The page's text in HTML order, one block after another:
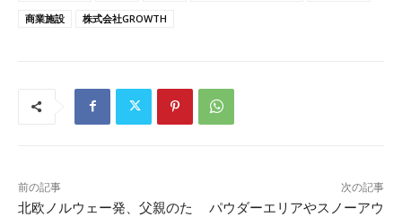
商業施設
株式会社GROWTH
前の記事
北欧ノルウェー発、父親のた
次の記事
パウダーエリアやスノーアウ